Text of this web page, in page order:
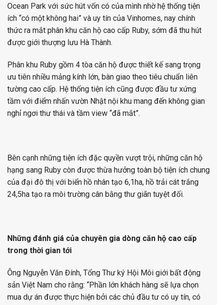
Ocean Park với sức hút vốn có của mình nhờ hệ thống tiện
ích “có một không hai” và uy tín của Vinhomes, nay chính
thức ra mắt phân khu căn hộ cao cấp Ruby, sớm đã thu hút
được giới thượng lưu Hà Thành.
Phân khu Ruby gồm 4 tòa căn hộ được thiết kế sang trọng
ưu tiên nhiều mảng kính lớn, bàn giao theo tiêu chuẩn liên
tường cao cấp. Hệ thống tiện ích cũng được đầu tư xứng
tầm với điểm nhấn vườn Nhật nội khu mang đến không gian
nghỉ ngơi thư thái và tầm view “đã mắt”.
Bên cạnh những tiện ích đặc quyền vượt trội, những căn hộ
hạng sang Ruby còn được thừa hưởng toàn bộ tiện ích chung
của đại đô thị với biển hồ nhân tạo 6,1ha, hồ trải cát trắng
24,5ha tạo ra môi trường cân bằng thư giãn tuyệt đối.
Những đánh giá của chuyên gia dòng căn hộ cao cấp
trong thời gian tới
Ông Nguyễn Văn Đính, Tổng Thư ký Hội Môi giới bất động
sản Việt Nam cho rằng: “Phần lớn khách hàng sẽ lựa chọn
mua dự án được thực hiện bởi các chủ đầu tư có uy tín, có